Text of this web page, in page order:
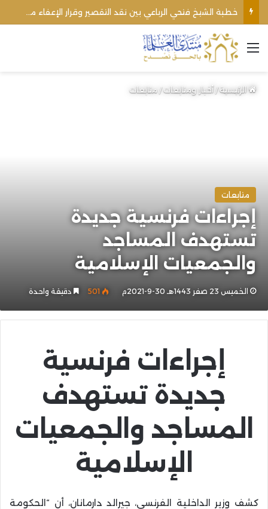
القائمة
الرئيسية/أخبار ومتابعات/متابعات
متابعات
إجراءات فرنسية جديدة
تستهدف المساجد
والجمعيات الإسلامية
الخميس 23 صفر 1443هـ 30-9-2021م 501 دقيقة واحدة
إجراءات فرنسية
جديدة تستهدف
المساجد والجمعيات
الإسلامية
كشف وزير الداخلية الفرنسي، جيرالد دارمانان، أن “الحكومة